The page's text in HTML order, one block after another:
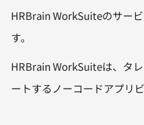
HRBrain WorkSuiteのサー
す。
HRBrain WorkSuiteは、タ
ートするノーコードアプリビ